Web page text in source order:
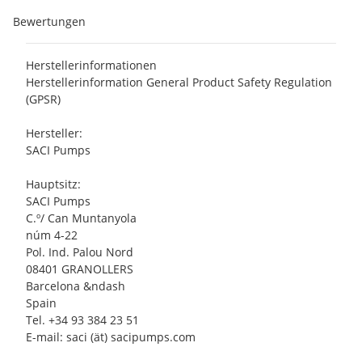
Bewertungen
Herstellerinformationen
Herstellerinformation General Product Safety Regulation
(GPSR)
Hersteller:
SACI Pumps
Hauptsitz:
SACI Pumps
C.º/ Can Muntanyola
núm 4-22
Pol. Ind. Palou Nord
08401 GRANOLLERS
Barcelona &ndash
Spain
Tel. +34 93 384 23 51
E-mail: saci (ät) sacipumps.com